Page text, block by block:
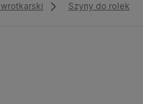
Szyny do rolek